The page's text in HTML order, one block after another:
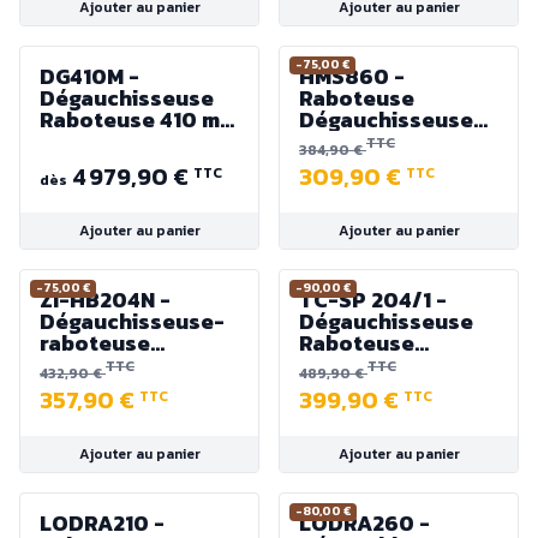
Ajouter au panier Ajouter au panier
DG410M -
Dégauchisseuse
Raboteuse 410 mm
& écran tactile -
HOLZPROFI
dès 4 979,90 € TTC
Ajouter au panier
-75,00 €
HMS860 -
Raboteuse
Dégauchisseuse
Combinée - 1500W
- Largeur 204 mm
384,90 €TTC
309,90 € TTC
Ajouter au panier
-75,00 €
ZI-HB204N -
Dégauchisseuse-
raboteuse
électrique largeur
204 mm 1500W
230V 50Hz
432,90 €TTC
357,90 € TTC
Ajouter au panier
-90,00 €
TC-SP 204/1 -
Dégauchisseuse
Raboteuse
Combinée 204 mm
230V 1500W
489,90 €TTC
399,90 € TTC
Ajouter au panier
LODRA210 - -80,00 €
LODRA260 -